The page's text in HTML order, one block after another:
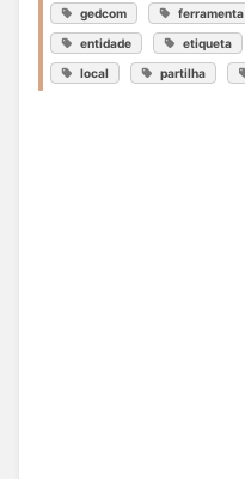
gedcom ferramenta
entidade etiqueta
local partilha